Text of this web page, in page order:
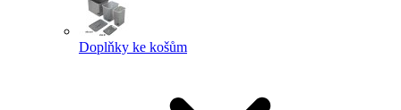
Doplňky ke košům